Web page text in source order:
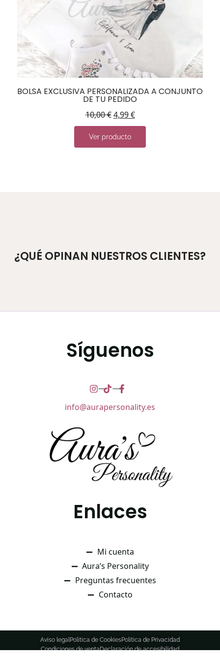
BOLSA EXCLUSIVA PERSONALIZADA A CONJUNTO
DE TU PEDIDO
10,00€ 4,99€
Ver producto
¿QUÉ OPINAN NUESTROS CLIENTES?
Síguenos
info@aurapersonality.es
Enlaces
Mi cuenta
Aura’s Personality
Preguntas frecuentes
Contacto
Aviso legalPolitica de CookiesPolitica de Privacidad
Condiciones de ventaDeclaración de accesibilidad